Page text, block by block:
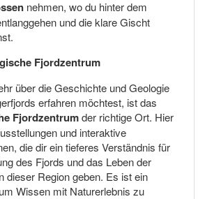
nehmen, wo du hinter dem
und die klare Gischt
Fjordzentrum
über die Geschichte und Geologie
erfahren möchtest, ist das
Fjordzentrumder richtige Ort. Hier
und interaktive
die dir ein tieferes Verständnis für
des Fjords und das Leben der
dieser Region geben. Es ist ein
Wissen mit Naturerlebnis zu